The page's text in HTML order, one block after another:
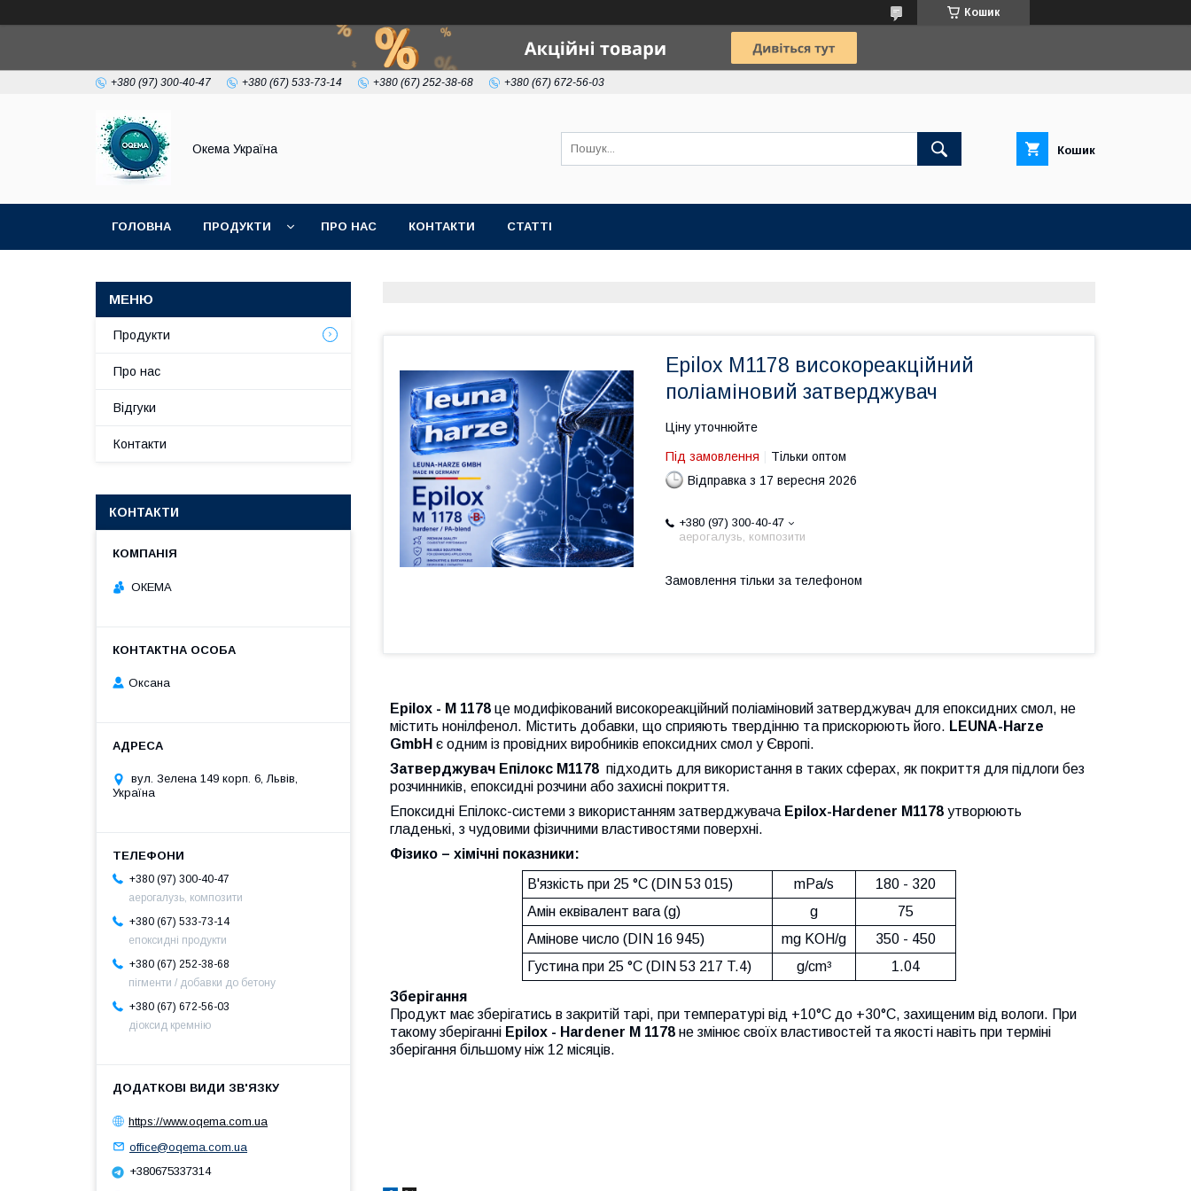
Кошик
+380 (97) 300-40-47 +380 (67) 533-73-14 +380 (67) 252-38-68 +380 (67) 672-56-03
Окема Україна Кошик
ГОЛОВНА ПРОДУКТИ ПРО НАС КОНТАКТИ СТАТТІ
Epilox M1178 високореакційний
поліаміновий затверджувач
Ціну уточнюйте
Під замовлення
Тільки оптом
Відправка з 17 вересня 2026
+380 (97) 300-40-47
аерогалузь, композити
Замовлення тільки за телефоном
Epilox - M 1178 це модифікований високореакційний поліаміновий затверджувач для епоксидних смол, не
містить нонілфенол. Містить добавки, що сприяють твердінню та прискорюють його. LEUNA-Harze
GmbH є одним із провідних виробників епоксидних смол у Європі.
Затверджувач Епілокс M1178 підходить для використання в таких сферах, як покриття для підлоги без
розчинників, епоксидні розчини або захисні покриття.
Епоксидні Епілокс-системи з використанням затверджувача Epilox-Hardener M1178 утворюють
гладенькі, з чудовими фізичними властивостями поверхні.
Фізико – хімічні показники:
В'язкість при 25 °С (DIN 53 015)
mPa/s
180 - 320
Амін еквівалент вага (g)
g
75
Амінове число (DIN 16 945)
mg KOH/g
350 - 450
Густина при 25 °С (DIN 53 217 T.4)
g/cm³
1.04
Зберігання
Продукт має зберігатись в закритій тарі, при температурі від +10°С до +30°С, захищеним від вологи. При
такому зберіганні Epilox - Hardener M 1178 не змінює своїх властивостей та якості навіть при терміні
зберігання більшому ніж 12 місяців.
Продукти
Про нас
Відгуки
Контакти
КОНТАКТИ
ОКЕМА
Оксана
вул. Зелена 149 корп. 6, Львів,
Україна
+380 (97) 300-40-47
аерогалузь, композити
+380 (67) 533-73-14
епоксидні продукти
+380 (67) 252-38-68
пігменти / добавки до бетону
+380 (67) 672-56-03
діоксид кремнію
https://www.oqema.com.ua
office@oqema.com.ua
+380675337314